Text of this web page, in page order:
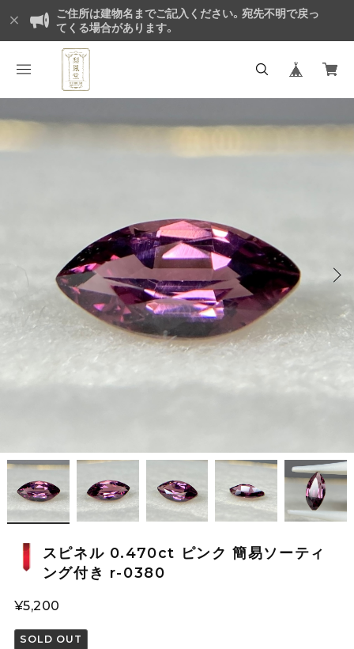
ご住所は建物名までご記入ください。宛先不明で戻っ
てくる場合があります。
スピネル 0.470ct ピンク 簡易ソーティ
ング付き r-0380
¥5,200
SOLD OUT